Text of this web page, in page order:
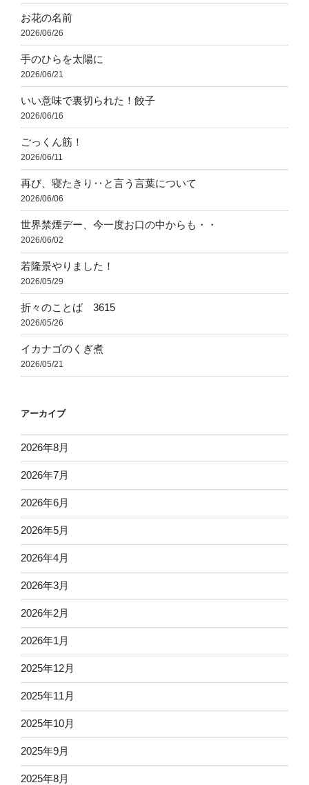
お花の名前
2026/06/26
手のひらを太陽に
2026/06/21
いい意味で裏切られた！餃子
2026/06/16
ごっくん筋！
2026/06/11
再び、寝たきり‥と言う言葉について
2026/06/06
世界禁煙デー、今一度お口の中からも・・
2026/06/02
若隆景やりました！
2026/05/29
折々のことば 3615
2026/05/26
イカナゴのくぎ煮
2026/05/21
アーカイブ
2026年8月
2026年7月
2026年6月
2026年5月
2026年4月
2026年3月
2026年2月
2026年1月
2025年12月
2025年11月
2025年10月
2025年9月
2025年8月